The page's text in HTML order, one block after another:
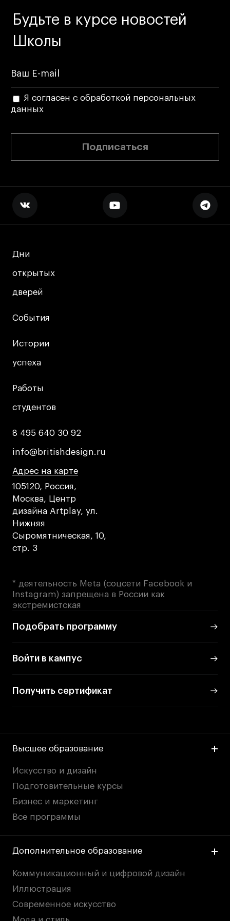
События
События
Адрес на карте
Адрес на карте
EN
EN
© 2026 БВШД
Политика конфиденциальности
Кредит на образование с господдержкой
деятельности АНО ВО «Универсальный
Будьте в курсе новостей
Школы
Я согласен с обработкой персональных
данных
Подписаться
Дни
открытых
дверей
Дни
открытых
дверей
События
События
Истории
успеха
Истории
успеха
Работы
студентов
Работы
студентов
8 495 640 30 92
8 495 640 30 92
info@britishdesign.ru
info@britishdesign.ru
Адрес на карте
Адрес на карте
Адрес на карте
105120, Россия,
Москва, Центр
дизайна Artplay, ул.
Нижняя
Сыромятническая, 10,
стр. 3
* деятельность Meta (соцсети Facebook и
Instagram) запрещена в России как
экстремистская
Подобрать программу
Войти в кампус
Получить сертификат
Высшее образование
Искусство и дизайн
Подготовительные курсы
Бизнес и маркетинг
Все программы
Дополнительное образование
Коммуникационный и цифровой дизайн
Иллюстрация
Современное искусство